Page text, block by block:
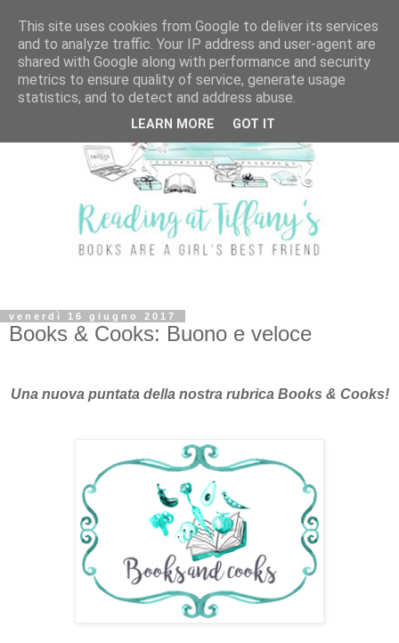
venerdì 16 giugno 2017
Books & Cooks: Buono e veloce
Una nuova puntata della nostra rubrica Books & Cooks!
This site uses cookies from Google to deliver its services
and to analyze traffic. Your IP address and user-agent are
shared with Google along with performance and security
metrics to ensure quality of service, generate usage
statistics, and to detect and address abuse.
LEARN MORE GOT IT